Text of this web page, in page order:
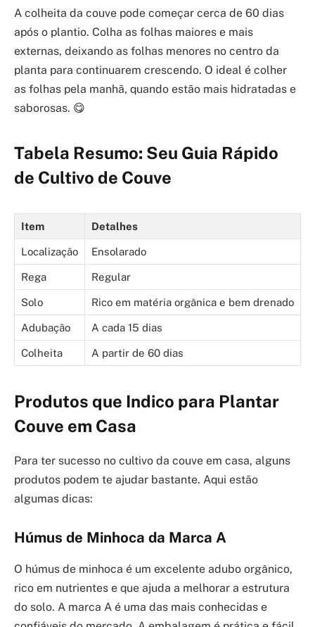
A colheita da couve pode começar cerca de 60 dias
após o plantio. Colha as folhas maiores e mais
externas, deixando as folhas menores no centro da
planta para continuarem crescendo. O ideal é colher
as folhas pela manhã, quando estão mais hidratadas e
saborosas. 😋
Tabela Resumo: Seu Guia Rápido
de Cultivo de Couve
Item Detalhes
Localização Ensolarado
Rega Regular
Solo Rico em matéria orgânica e bem drenado
Adubação A cada 15 dias
Colheita A partir de 60 dias
Produtos que Indico para Plantar
Couve em Casa
Para ter sucesso no cultivo da couve em casa, alguns
produtos podem te ajudar bastante. Aqui estão
algumas dicas:
Húmus de Minhoca da Marca A
O húmus de minhoca é um excelente adubo orgânico,
rico em nutrientes e que ajuda a melhorar a estrutura
do solo. A marca A é uma das mais conhecidas e